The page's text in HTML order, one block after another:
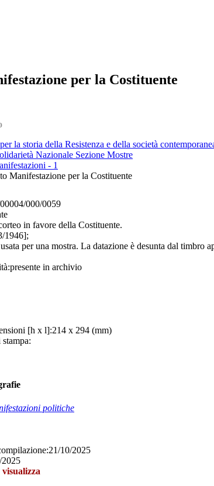
per la Costituente
la storia della Resistenza e della società
Nazionale Sezione Mostre
- 1
Manifestazione per la Costituente
000/0059
in favore della Costituente.
1946];
per una mostra. La datazione è desunta dal timbro
presente in archivio
[h x l]:214 x 294 (mm)
politiche
21/10/2025
2025
visualizza